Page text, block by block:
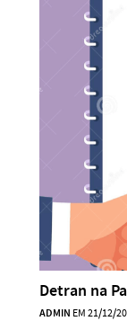
Detran na
ADMIN EM 21/12/